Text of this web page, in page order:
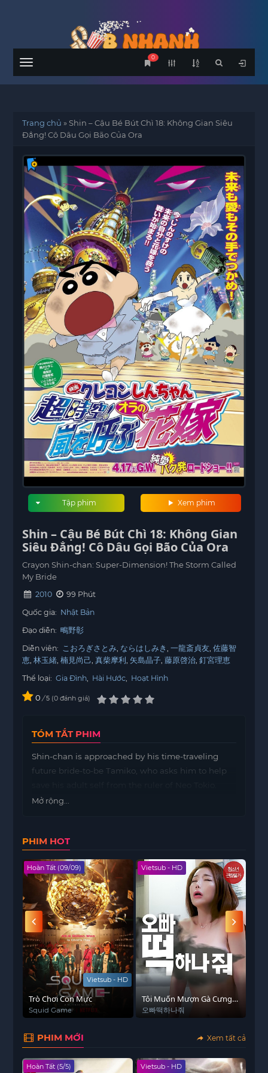
Menu
0
Trang chủ »Shin – Cậu Bé Bút Chì 18: Không Gian Siêu
Đẳng! Cô Dâu Gọi Bão Của Ora
Xem phim
Tập phim
Shin – Cậu Bé Bút Chì 18: Không Gian
Siêu Đẳng! Cô Dâu Gọi Bão Của Ora
Crayon Shin-chan: Super-Dimension! The Storm Called
My Bride
2010
99 Phút
Quốc gia: Nhật Bản
Đạo diễn: 鴫野彰
Diễn viên:
こおろぎさとみ ならはしみき 一龍斎貞友 佐藤智
恵 林玉緒 楠見尚己 真柴摩利 矢島晶子 藤原啓治 釘宮理恵
Thể loại: Gia Đình Hài Hước Hoạt Hình
0 / 5 0 đánh giá
TÓM TẮT PHIM
Shin-chan is approached by his time-traveling
future bride-to-be Tamiko, who asks him to help
Mở rộng...
PHIM HOT
Vietsub - HD
Hoàn Tất (09/09)
Trò Chơi Con Mực
Squid Game
Vietsub - HD
Tôi Muốn Mượn Gà Cưng
Của Bạn
오빠떡하나줘
PHIM MỚI Xem tất cả
Hoàn Tất (5/5) Vietsub - HD